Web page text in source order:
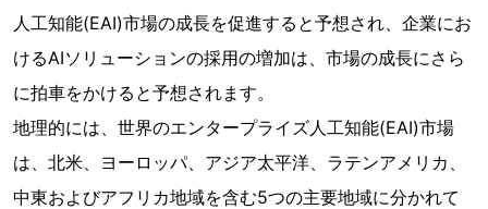
人工知能(EAI)市場の成長を促進すると予想され、企業にお
けるAIソリューションの採用の増加は、市場の成長にさら
に拍車をかけると予想されます。
地理的には、世界のエンタープライズ人工知能(EAI)市場
は、北米、ヨーロッパ、アジア太平洋、ラテンアメリカ、
中東およびアフリカ地域を含む5つの主要地域に分かれて